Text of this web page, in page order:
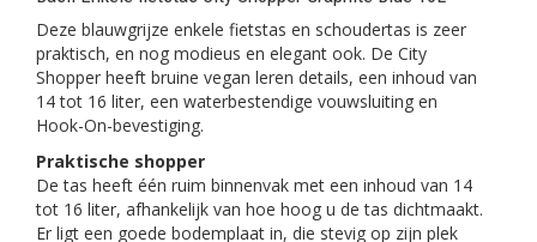
Deze blauwgrijze enkele fietstas en schoudertas is zeer
praktisch, en nog modieus en elegant ook. De City
Shopper heeft bruine vegan leren details, een inhoud van
14 tot 16 liter, een waterbestendige vouwsluiting en
Hook-On-bevestiging.
Praktische shopper
De tas heeft één ruim binnenvak met een inhoud van 14
tot 16 liter, afhankelijk van hoe hoog u de tas dichtmaakt.
Er ligt een goede bodemplaat in, die stevig op zijn plek